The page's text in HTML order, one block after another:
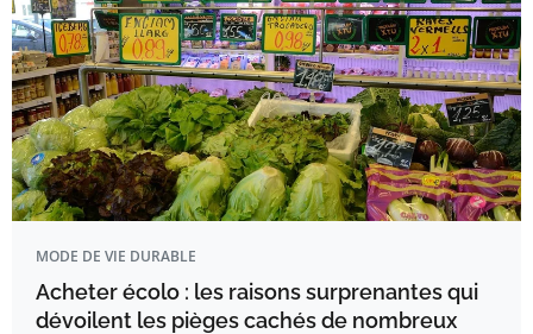
MODE DE VIE DURABLE
Acheter écolo : les raisons surprenantes qui
dévoilent les pièges cachés de nombreux